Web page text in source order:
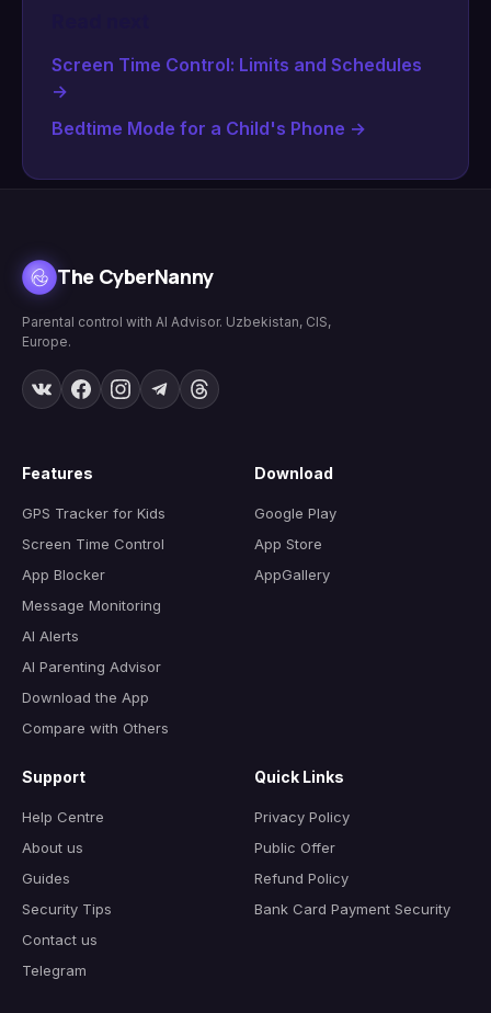
Screen Time Control: Limits and Schedules
→
Bedtime Mode for a Child's Phone →
The CyberNanny
Parental control with AI Advisor. Uzbekistan, CIS,
Europe.
Features
GPS Tracker for Kids
Screen Time Control
App Blocker
Message Monitoring
AI Alerts
AI Parenting Advisor
Download the App
Compare with Others
Download
Google Play
App Store
AppGallery
Support
Help Centre
About us
Guides
Security Tips
Contact us
Telegram
Quick Links
Privacy Policy
Public Offer
Refund Policy
Bank Card Payment Security